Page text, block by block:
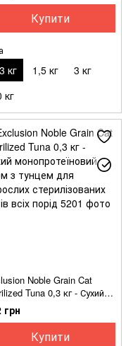
Купити
кг 1,5 кг
3 кг
кг
Noble Grain Cat
Tuna 0,3 кг - Сухий
корм з
для дорослих
котів всіх
грн
Купити